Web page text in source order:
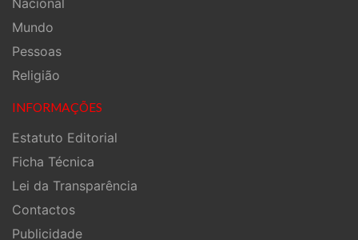
Nacional
Mundo
Pessoas
Religião
INFORMAÇÕES
Estatuto Editorial
Ficha Técnica
Lei da Transparência
Contactos
Publicidade